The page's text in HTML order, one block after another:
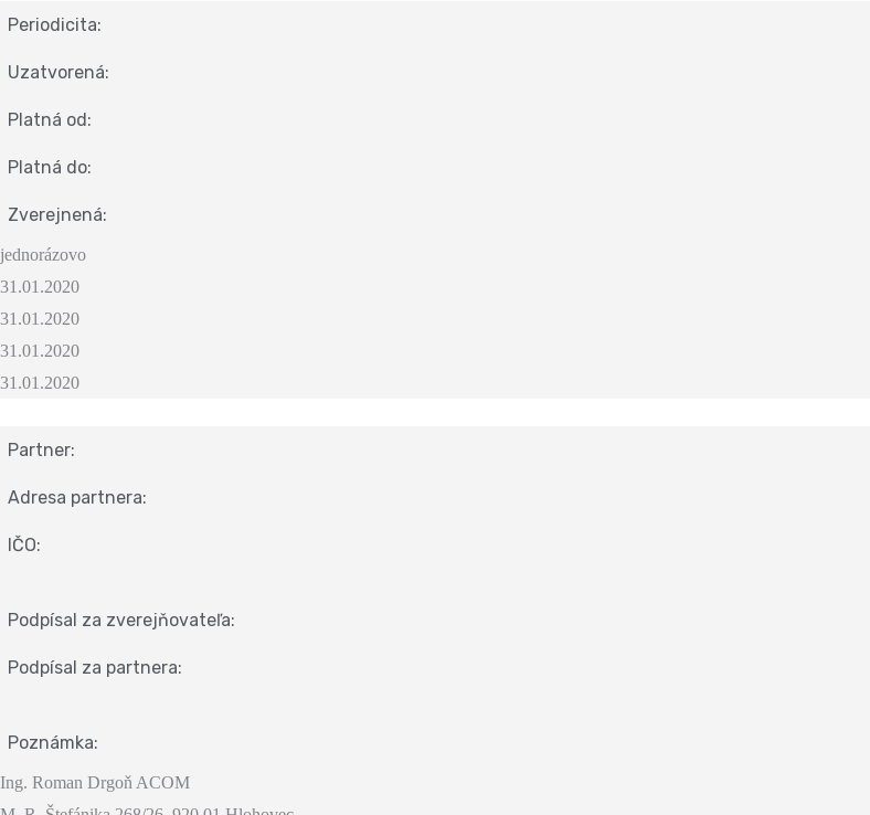
Periodicita:
Uzatvorená:
Platná od:
Platná do:
Zverejnená:
jednorázovo
31.01.2020
31.01.2020
31.01.2020
31.01.2020
Partner:
Adresa partnera:
IČO:
Podpísal za zverejňovateľa:
Podpísal za partnera:
Poznámka:
Ing. Roman Drgoň ACOM